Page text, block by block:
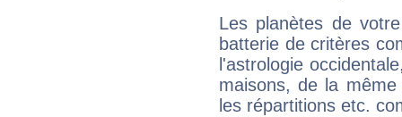
Les planètes de
batterie de critères
l'astrologie
maisons, de la
les répartitions etc.